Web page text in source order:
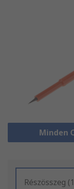
Minden
Részösszeg